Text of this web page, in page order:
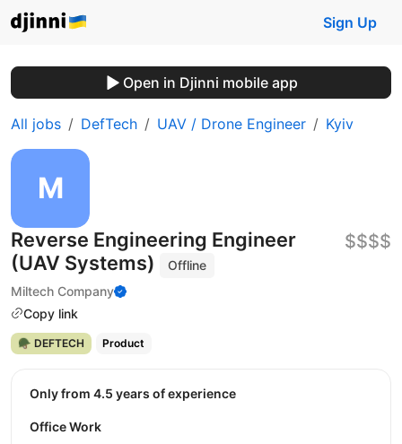
Sign Up
Open in Djinni mobile app
All jobs DefTech UAV / Drone Engineer Kyiv
Reverse Engineering Engineer
(UAV Systems)
Offline
Miltech Company
Copy link
$$$$
🪖 DEFTECH Product
Only from 4.5 years of experience
Office Work